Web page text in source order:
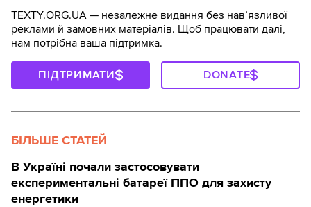
TEXTY.ORG.UA — незалежне видання без навʼязливої
реклами й замовних матеріалів. Щоб працювати далі,
нам потрібна ваша підтримка.
ПІДТРИМАТИ DONATE
БІЛЬШЕ СТАТЕЙ
В Україні почали застосовувати
експериментальні батареї ППО для захисту
енергетики